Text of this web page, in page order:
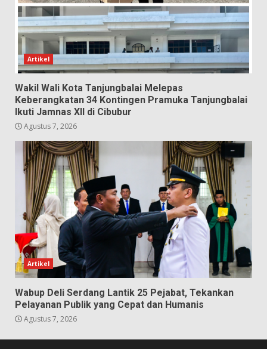
Artikel
Wakil Wali Kota Tanjungbalai Melepas
Keberangkatan 34 Kontingen Pramuka Tanjungbalai
Ikuti Jamnas XII di Cibubur
Agustus 7, 2026
Artikel
Wabup Deli Serdang Lantik 25 Pejabat, Tekankan
Pelayanan Publik yang Cepat dan Humanis
Agustus 7, 2026